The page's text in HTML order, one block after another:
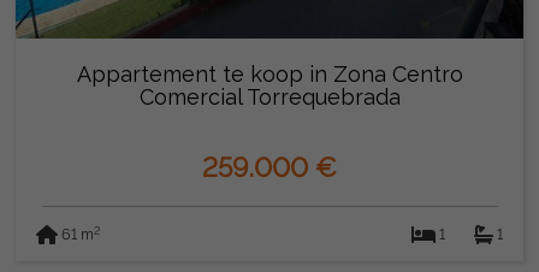
Appartement te koop in Zona Centro
Comercial Torrequebrada
259.000 €
61 m2 1 1